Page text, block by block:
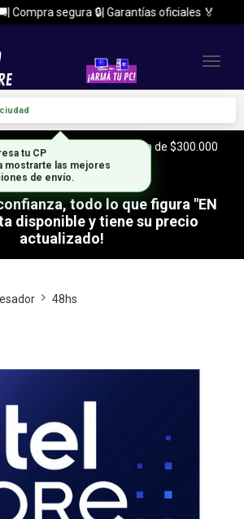
segura 🔒| Garantías oficiales 🏅
y Zona Sur, con tu compra de $300.000
o mas!
todo lo que figura "EN
disponible y tiene su precio
actualizado!
48hs
tu CP
mostrarte las mejores
de envío.